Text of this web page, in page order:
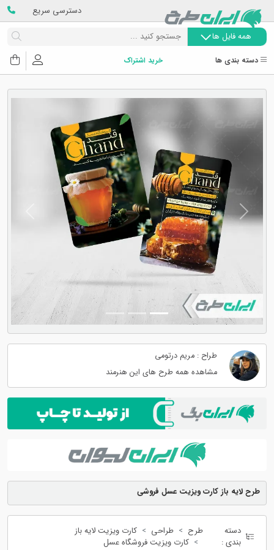
دسترسی سریع
همه فایل ها
دسته بندی ها خرید اشتراک
طرح لایه باز کارت ویزیت عسل فروشی
دسته
بندی :
طرح طراحی
کارت ویزیت لایه باز
کارت ویزیت فروشگاه عسل
Previous
طراح : مریم درتومی
مشاهده همه طرح های این هنرمند